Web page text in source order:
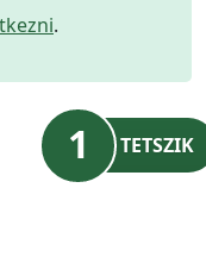
.
1 TETSZIK